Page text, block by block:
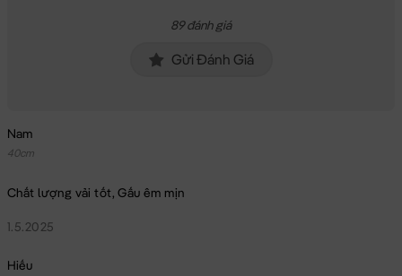
89 đánh giá
Gửi Đánh Giá
Nam
40cm
Chất lượng vải tốt, Gấu êm mịn
1.5.2025
Hiếu